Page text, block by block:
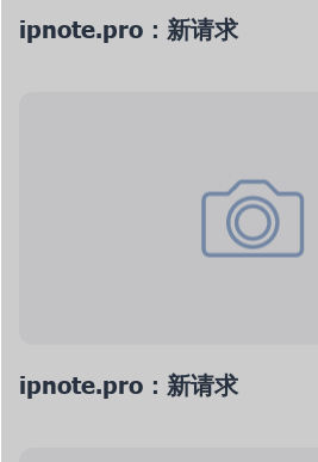
ipnote.pro：新请求
ipnote.pro：新请求